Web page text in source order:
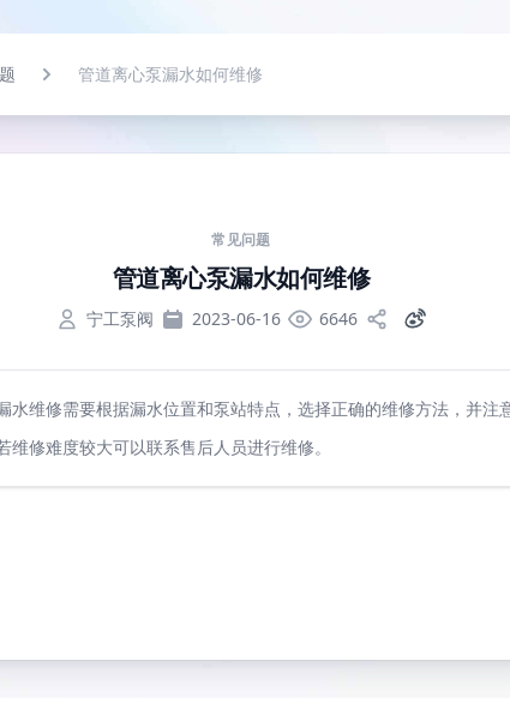
管道离心泵漏水如何维修
常见问题
管道离心泵漏水如何维修
宁工泵阀 2023-06-16 6646
水维修需要根据漏水位置和泵站特点，选择正确的维修方法，并注
维修难度较大可以联系售后人员进行维修。